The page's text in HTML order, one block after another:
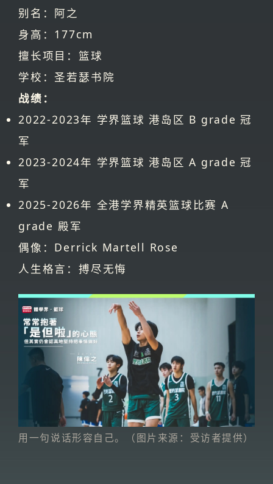
别名：阿之
身高：177cm
擅长项目：篮球
学校：圣若瑟书院
战绩：
2022-2023年 学界篮球 港岛区 B grade 冠
军
2023-2024年 学界篮球 港岛区 A grade 冠
军
2025-2026年 全港学界精英篮球比赛 A
grade 殿军
偶像：Derrick Martell Rose
人生格言：搏尽无悔
用一句说话形容自己。（图片来源：受访者提供）